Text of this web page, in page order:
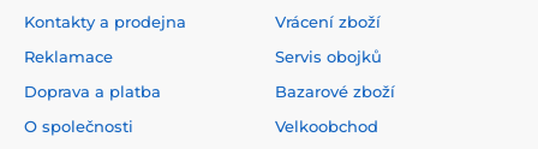
Kontakty a prodejna
Reklamace
Doprava a platba
O společnosti
Vrácení zboží
Servis obojků
Bazarové zboží
Velkoobchod